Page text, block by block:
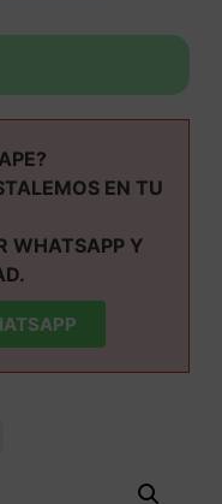
EN TU
WHATSAPP Y